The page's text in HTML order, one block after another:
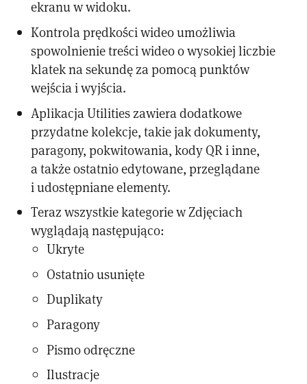
ekranu w widoku.
Kontrola prędkości wideo umożliwia
spowolnienie treści wideo o wysokiej liczbie
klatek na sekundę za pomocą punktów
wejścia i wyjścia.
Aplikacja Utilities zawiera dodatkowe
przydatne kolekcje, takie jak dokumenty,
paragony, pokwitowania, kody QR i inne,
a także ostatnio edytowane, przeglądane
i udostępniane elementy.
Teraz wszystkie kategorie w Zdjęciach
wyglądają następująco:
Ukryte
Ostatnio usunięte
Duplikaty
Paragony
Pismo odręczne
Ilustracje